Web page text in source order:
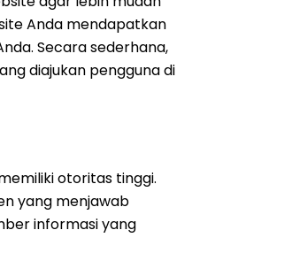
Anda mendapatkan
Secara sederhana,
diajukan pengguna di
otoritas tinggi.
yang menjawab
informasi yang